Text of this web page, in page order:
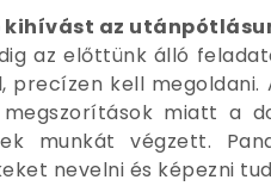
az
az előttünk álló
kell
miatt a
munkát végzett.
nevelni és képezni